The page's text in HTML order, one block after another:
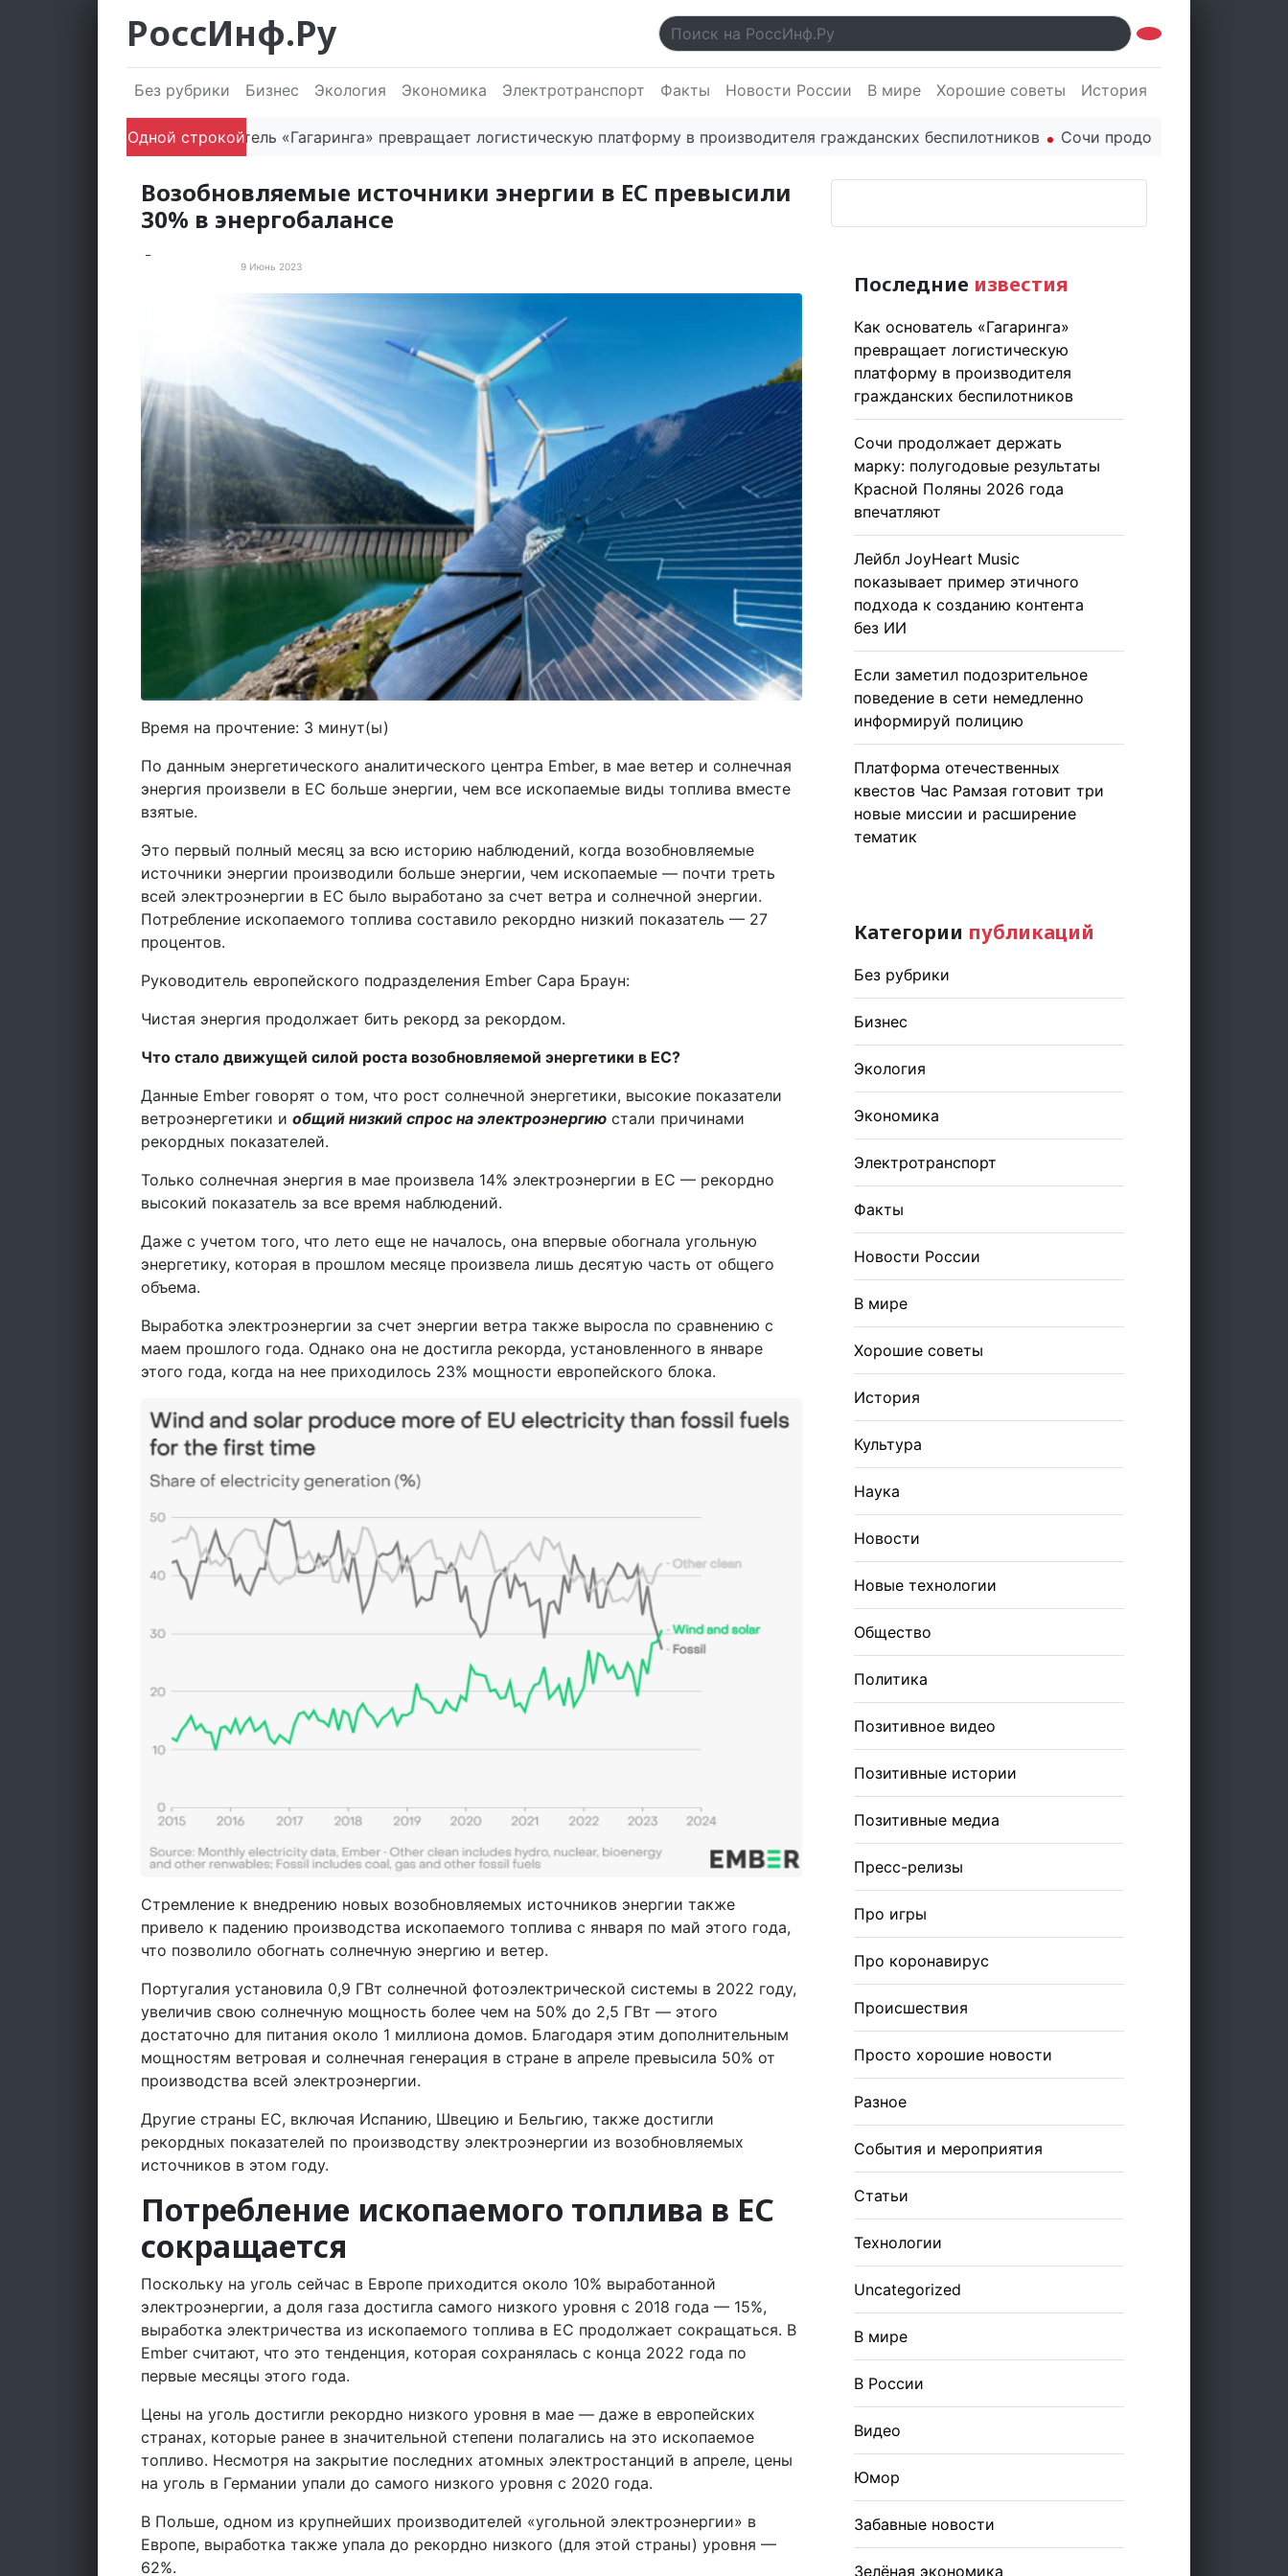
РоссИнф.Ру
Без рубрики Бизнес Экология Экономика Электротранспорт Факты Новости России В мире Хорошие советы История
Одной строкой
Как основатель «Гагаринга» превращает логистическую платформу в производителя гражданских беспилотников Сочи продолжает держать марку:
Возобновляемые источники энергии в ЕС превысили
30% в энергобалансе
9 Июнь 2023
Время на прочтение: 3 минут(ы)
По данным энергетического аналитического центра Ember, в мае ветер и солнечная
энергия произвели в ЕС больше энергии, чем все ископаемые виды топлива вместе
взятые.
Это первый полный месяц за всю историю наблюдений, когда возобновляемые
источники энергии производили больше энергии, чем ископаемые — почти треть
всей электроэнергии в ЕС было выработано за счет ветра и солнечной энергии.
Потребление ископаемого топлива составило рекордно низкий показатель — 27
процентов.
Руководитель европейского подразделения Ember Сара Браун:
Чистая энергия продолжает бить рекорд за рекордом.
Что стало движущей силой роста возобновляемой энергетики в ЕС?
Данные Ember говорят о том, что рост солнечной энергетики, высокие показатели
ветроэнергетики и общий низкий спрос на электроэнергию стали причинами
рекордных показателей.
Только солнечная энергия в мае произвела 14% электроэнергии в ЕС — рекордно
высокий показатель за все время наблюдений.
Даже с учетом того, что лето еще не началось, она впервые обогнала угольную
энергетику, которая в прошлом месяце произвела лишь десятую часть от общего
объема.
Выработка электроэнергии за счет энергии ветра также выросла по сравнению с
маем прошлого года. Однако она не достигла рекорда, установленного в январе
этого года, когда на нее приходилось 23% мощности европейского блока.
Стремление к внедрению новых возобновляемых источников энергии также
привело к падению производства ископаемого топлива с января по май этого года,
что позволило обогнать солнечную энергию и ветер.
Португалия установила 0,9 ГВт солнечной фотоэлектрической системы в 2022 году,
увеличив свою солнечную мощность более чем на 50% до 2,5 ГВт — этого
достаточно для питания около 1 миллиона домов. Благодаря этим дополнительным
мощностям ветровая и солнечная генерация в стране в апреле превысила 50% от
производства всей электроэнергии.
Другие страны ЕС, включая Испанию, Швецию и Бельгию, также достигли
рекордных показателей по производству электроэнергии из возобновляемых
источников в этом году.
Потребление ископаемого топлива в ЕС
сокращается
Поскольку на уголь сейчас в Европе приходится около 10% выработанной
электроэнергии, а доля газа достигла самого низкого уровня с 2018 года — 15%,
выработка электричества из ископаемого топлива в ЕС продолжает сокращаться. В
Ember считают, что это тенденция, которая сохранялась с конца 2022 года по
первые месяцы этого года.
Цены на уголь достигли рекордно низкого уровня в мае — даже в европейских
странах, которые ранее в значительной степени полагались на это ископаемое
топливо. Несмотря на закрытие последних атомных электростанций в апреле, цены
на уголь в Германии упали до самого низкого уровня с 2020 года.
В Польше, одном из крупнейших производителей «угольной электроэнергии» в
Европе, выработка также упала до рекордно низкого (для этой страны) уровня —
62%.
Последние известия
Как основатель «Гагаринга»
превращает логистическую
платформу в производителя
гражданских беспилотников
Сочи продолжает держать
марку: полугодовые результаты
Красной Поляны 2026 года
впечатляют
Лейбл JoyHeart Music
показывает пример этичного
подхода к созданию контента
без ИИ
Если заметил подозрительное
поведение в сети немедленно
информируй полицию
Платформа отечественных
квестов Час Рамзая готовит три
новые миссии и расширение
тематик
Категории публикаций
Без рубрики
Бизнес
Экология
Экономика
Электротранспорт
Факты
Новости России
В мире
Хорошие советы
История
Культура
Наука
Новости
Новые технологии
Общество
Политика
Позитивное видео
Позитивные истории
Позитивные медиа
Пресс-релизы
Про игры
Про коронавирус
Происшествия
Просто хорошие новости
Разное
События и мероприятия
Статьи
Технологии
Uncategorized
В мире
В России
Видео
Юмор
Забавные новости
Зелёная экономика